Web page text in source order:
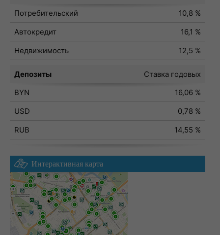
Потребительский
10,8 %
Автокредит
16,1 %
Недвижимость
12,5 %
Депозиты
Ставка годовых
BYN
16,06 %
USD
0,78 %
RUB
14,55 %
Интерактивная карта